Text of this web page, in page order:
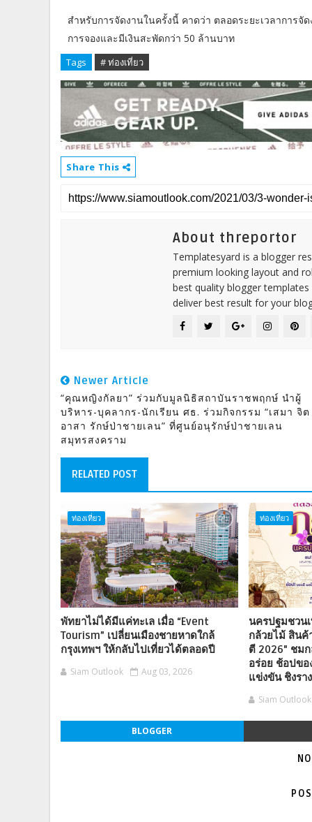
สำหรับการจัดงานในครั้งนี้ คาดว่า ตลอดระยะเวลาการจั
การจองและมีเงินสะพัดกว่า 50 ล้านบาท
Tags # ท่องเที่ยว
Share This
About threportor
Templatesyard is a blogger
premium looking layout and
best quality blogger
deliver best result for your
Newer Article
“คุณหญิงกัลยา” ร่วมกับมูลนิธิสถาบันราชพฤกษ์ นำผู้
บริหาร-บุคลากร-นักเรียน ศธ. ร่วมกิจกรรม “เสมา จิต
อาสา รักษ์ป่าชายเลน” ที่ศูนย์อนุรักษ์ป่าชายเลน
สมุทรสงคราม
RELATED POST
ท่องเที่ยว
พัทยาไม่ได้มีแค่ทะเล เมื่อ “Event
Tourism” เปลี่ยนเมืองชายหาดใกล้
กรุงเทพฯ ให้กลับไปเที่ยวได้ตลอดปี
Siam Outlook Aug 03, 2026
ท่องเที่ยว
นครปฐมชวน
กล้วยไม้ สินค้
ตี 2026" ชม
อร่อย ช้อปขอ
แข่งขัน ชิงรา
Siam Outlook
BLOGGER